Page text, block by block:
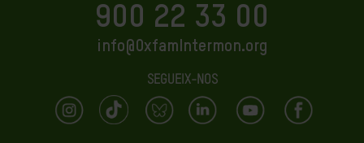
900 22 33 00
info@OxfamIntermon.org
SEGUEIX-NOS